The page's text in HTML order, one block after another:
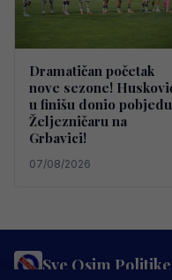
Dramatičan početak
nove sezone!
u finišu donio pobjedu
Željezničaru na
Grbavici!
07/08/2026
Sve Osim Politike